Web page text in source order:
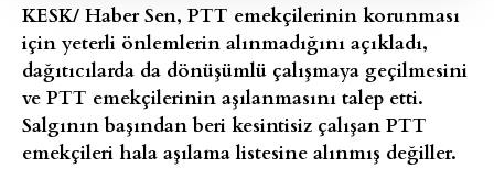
KESK/ Haber Sen, PTT emekçilerinin korunması
için yeterli önlemlerin alınmadığını açıkladı,
dağıtıcılarda da dönüşümlü çalışmaya geçilmesini
ve PTT emekçilerinin aşılanmasını talep etti.
Salgının başından beri kesintisiz çalışan PTT
emekçileri hala aşılama listesine alınmış değiller.